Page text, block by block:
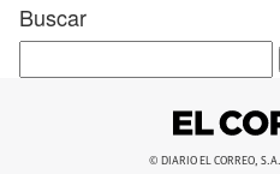
Buscar
Search
for:
© DIARIO EL CORREO,